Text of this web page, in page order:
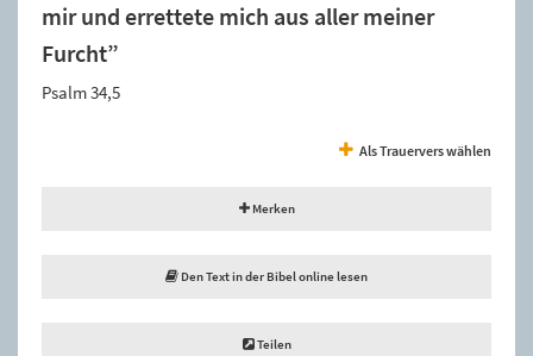
mir und errettete mich aus aller meiner
Furcht”
Psalm 34,5
Als Trauervers wählen
Merken
Den Text in der Bibel online lesen
Teilen